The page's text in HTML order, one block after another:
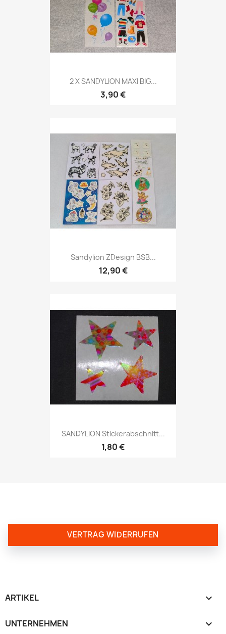
2 X SANDYLION MAXI BIG...
3,90 €
Sandylion ZDesign BSB...
12,90 €
SANDYLION Stickerabschnitt...
1,80 €
VERTRAG WIDERRUFEN
ARTIKEL 
UNTERNEHMEN 